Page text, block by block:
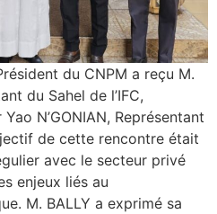
du CNPM a reçu M.
du Sahel de l’IFC,
N’GONIAN, Représentant
de cette rencontre était
avec le secteur privé
enjeux liés au
M. BALLY a exprimé sa